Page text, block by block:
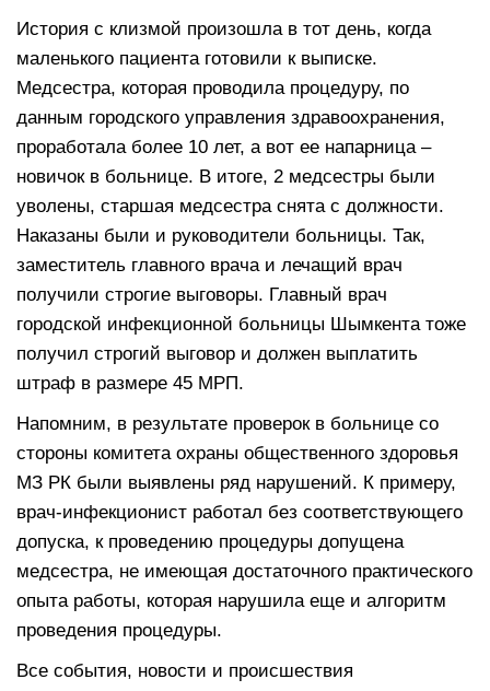
История с клизмой произошла в тот день, когда
маленького пациента готовили к выписке.
Медсестра, которая проводила процедуру, по
данным городского управления здравоохранения,
проработала более 10 лет, а вот ее напарница –
новичок в больнице. В итоге, 2 медсестры были
уволены, старшая медсестра снята с должности.
Наказаны были и руководители больницы. Так,
заместитель главного врача и лечащий врач
получили строгие выговоры. Главный врач
городской инфекционной больницы Шымкента тоже
получил строгий выговор и должен выплатить
штраф в размере 45 МРП.
Напомним, в результате проверок в больнице со
стороны комитета охраны общественного здоровья
МЗ РК были выявлены ряд нарушений. К примеру,
врач-инфекционист работал без соответствующего
допуска, к проведению процедуры допущена
медсестра, не имеющая достаточного практического
опыта работы, которая нарушила еще и алгоритм
проведения процедуры.
Все события, новости и происшествия